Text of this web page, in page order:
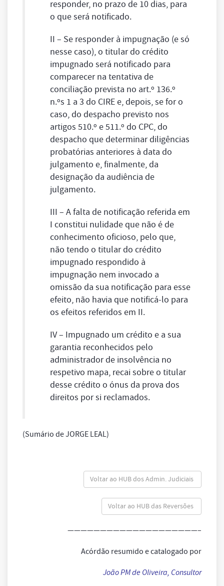
responder, no prazo de 10 dias, para
o que será notificado.
II – Se responder à impugnação (e só
nesse caso), o titular do crédito
impugnado será notificado para
comparecer na tentativa de
conciliação prevista no art.º 136.º
n.ºs 1 a 3 do CIRE e, depois, se for o
caso, do despacho previsto nos
artigos 510.º e 511.º do CPC, do
despacho que determinar diligências
probatórias anteriores à data do
julgamento e, finalmente, da
designação da audiência de
julgamento.
III – A falta de notificação referida em
I constitui nulidade que não é de
conhecimento oficioso, pelo que,
não tendo o titular do crédito
impugnado respondido à
impugnação nem invocado a
omissão da sua notificação para esse
efeito, não havia que notificá-lo para
os efeitos referidos em II.
IV – Impugnado um crédito e a sua
garantia reconhecidos pelo
administrador de insolvência no
respetivo mapa, recai sobre o titular
desse crédito o ónus da prova dos
direitos por si reclamados.
(Sumário de JORGE LEAL)
Voltar ao HUB dos Admin. Judiciais
Voltar ao HUB das Reversões
————————————————————–
Acórdão resumido e catalogado por
João PM de Oliveira, Consultor